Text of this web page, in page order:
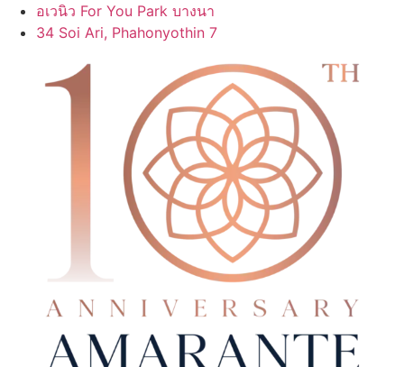
Skip
อเวนิว For You Park บางนา
34 Soi Ari, Phahonyothin 7